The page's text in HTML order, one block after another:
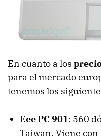
En cuanto a los
para el mercado
tenemos los
Eee PC 901: 560
Taiwan. Viene con